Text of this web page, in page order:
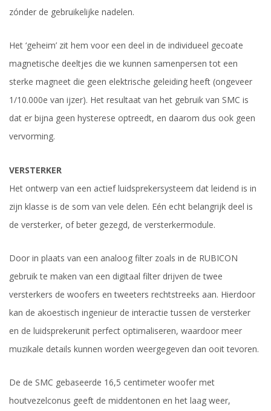
zónder de gebruikelijke nadelen.
Het ‘geheim’ zit hem voor een deel in de individueel gecoate
magnetische deeltjes die we kunnen samenpersen tot een
sterke magneet die geen elektrische geleiding heeft (ongeveer
1/10.000e van ijzer). Het resultaat van het gebruik van SMC is
dat er bijna geen hysterese optreedt, en daarom dus ook geen
vervorming.
VERSTERKER
Het ontwerp van een actief luidsprekersysteem dat leidend is in
zijn klasse is de som van vele delen. Eén echt belangrijk deel is
de versterker, of beter gezegd, de versterkermodule.
Door in plaats van een analoog filter zoals in de RUBICON
gebruik te maken van een digitaal filter drijven de twee
versterkers de woofers en tweeters rechtstreeks aan. Hierdoor
kan de akoestisch ingenieur de interactie tussen de versterker
en de luidsprekerunit perfect optimaliseren, waardoor meer
muzikale details kunnen worden weergegeven dan ooit tevoren.
De de SMC gebaseerde 16,5 centimeter woofer met
houtvezelconus geeft de middentonen en het laag weer,